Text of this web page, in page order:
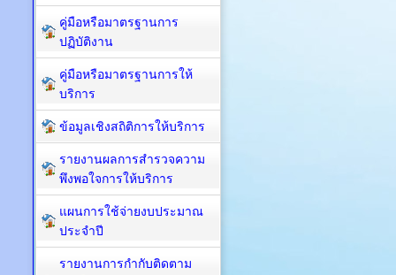
คู่มือหรือมาตรฐานการ
ปฏิบัติงาน
คู่มือหรือมาตรฐานการให้
บริการ
ข้อมูลเชิงสถิติการให้บริการ
รายงานผลการสำรวจความ
พึงพอใจการให้บริการ
แผนการใช้จ่ายงบประมาณ
ประจำปี
รายงานการกำกับติดตาม